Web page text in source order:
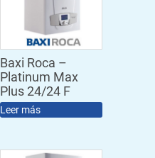
Baxi Roca –
Platinum Max
Plus 24/24 F
Leer más